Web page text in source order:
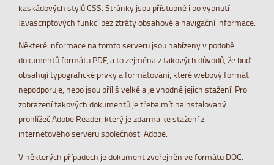
kaskádových stylů CSS. Stránky jsou přístupné i po vypnutí
Javascriptových funkcí bez ztráty obsahové a navigační informace.
Některé informace na tomto serveru jsou nabízeny v podobě
dokumentů formátu PDF, a to zejména z takových důvodů, že buď
obsahují typografické prvky a formátování, které webový formát
nepodporuje, nebo jsou příliš velké a je vhodné jejich stažení. Pro
zobrazení takových dokumentů je třeba mít nainstalovaný
prohlížeč Adobe Reader, který je zdarma ke stažení z
internetového serveru společnosti Adobe.
V některých případech je dokument zveřejněn ve formátu DOC.